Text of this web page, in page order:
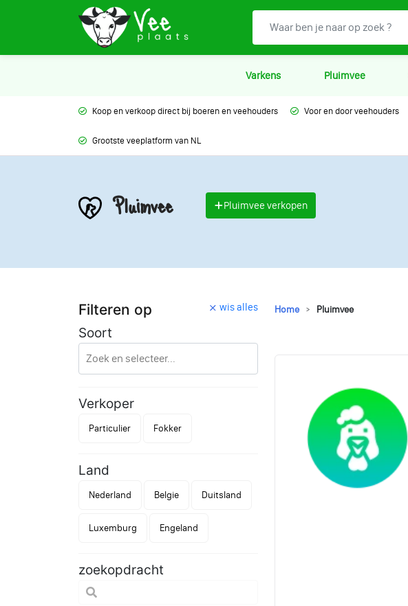
Varkens Pluimvee
Koop en verkoop direct bij boeren en veehouders Voor en door veehouders
Grootste veeplatform van NL
Pluimvee Pluimvee verkopen
Filteren op wis alles
Soort
Verkoper
Particulier Fokker
Land
Nederland Belgie Duitsland
Luxemburg Engeland
zoekopdracht
Home Pluimvee